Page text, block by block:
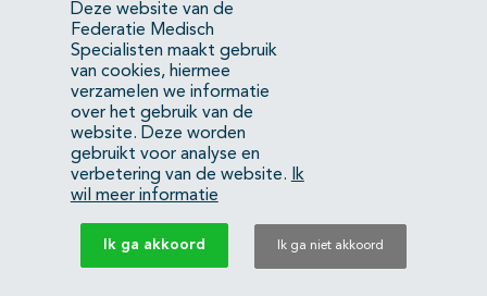
Maligniteit:
Er zijn onvoldoende gegevens in de CE-populatie om
specifieke uitspraken te doen over het risico op
maligniteiten als gevolg van behandeling met een JAK-
remmer. Hoewel gegevens uit fase 3 klinische onderzoeken
naar systemische behandelingen voor CE geen signalen
laten zien van verhoogde incidentie hebben deze studies
onvoldoende follow-up tijd en zijn ze niet geschikt om
veranderingen in de incidentie van kanker op te sporen.
[Adam et al., 2023] Het risico op maligniteiten, waaronder
Deze website van de
Federatie Medisch
Specialisten maakt gebruik
van cookies, hiermee
verzamelen we informatie
over het gebruik van de
website. Deze worden
gebruikt voor analyse en
verbetering van de website.
Ik
wil meer informatie
Ik ga akkoord Ik ga niet akkoord